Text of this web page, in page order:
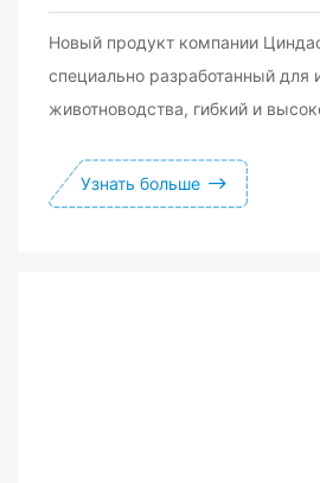
Новый продукт компании
специально разработанный для
животноводства, гибкий и
Узнать больше